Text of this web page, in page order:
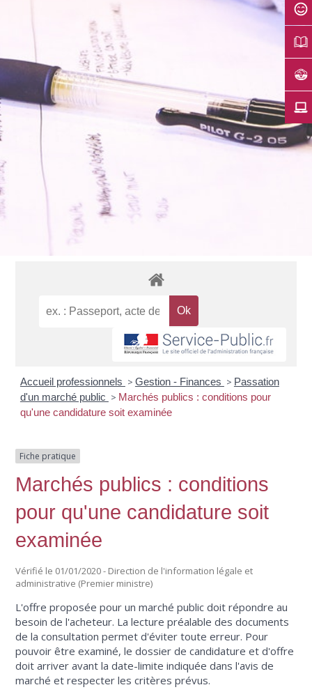
Accueil professionnels > Gestion - Finances > Passation
d'un marché public > Marchés publics : conditions pour
qu'une candidature soit examinée
Fiche pratique
Marchés publics : conditions
pour qu'une candidature soit
examinée
Vérifié le 01/01/2020 - Direction de l'information légale et
administrative (Premier ministre)
L'offre proposée pour un marché public doit répondre au
besoin de l'acheteur. La lecture préalable des documents
de la consultation permet d'éviter toute erreur. Pour
pouvoir être examiné, le dossier de candidature et d'offre
doit arriver avant la date-limite indiquée dans l'avis de
marché et respecter les critères prévus.